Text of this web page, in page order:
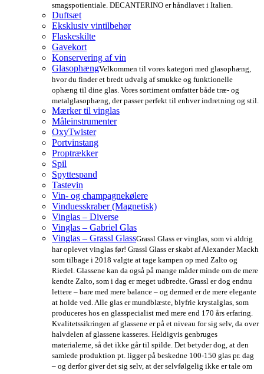
smagspotientiale. DECANTERINO er håndlavet i Italien.
Duftsæt
Eksklusiv vintilbehør
Flaskeskilte
Gavekort
Konservering af vin
GlasophængVelkommen til vores kategori med glasophæng,
hvor du finder et bredt udvalg af smukke og funktionelle
ophæng til dine glas. Vores sortiment omfatter både træ- og
metalglasophæng, der passer perfekt til enhver indretning og stil.
Mærker til vinglas
Måleinstrumenter
OxyTwister
Portvinstang
Proptrækker
Spil
Spyttespand
Tastevin
Vin- og champagnekølere
Vinduesskraber (Magnetisk)
Vinglas – Diverse
Vinglas – Gabriel Glas
Vinglas – Grassl GlassGrassl Glass er vinglas, som vi aldrig
har oplevet vinglas før! Grassl Glass er skabt af Alexander Mackh
som tilbage i 2018 valgte at tage kampen op med Zalto og
Riedel. Glassene kan da også på mange måder minde om de mere
kendte Zalto, som i dag er meget udbredte. Grassl er dog endnu
lettere – bare med mere balance – og dermed er de mere elegante
at holde ved. Alle glas er mundblæste, blyfrie krystalglas, som
produceres hos en glasspecialist med mere end 170 års erfaring.
Kvalitetssikringen af glassene er på et niveau for sig selv, da over
halvdelen af glassene kasseres. Heldigvis genbruges
materialerne, så det ikke går til spilde. Det betyder dog, at den
samlede produktion pt. ligger på beskedne 100-150 glas pr. dag
– og derfor giver det sig selv, at der selvfølgelig ikke er tale om